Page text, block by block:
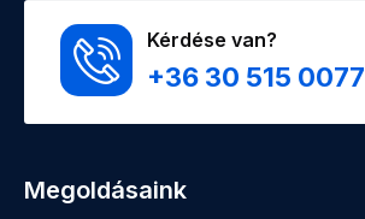
Kérdése van?
+36 30 515 0077
Megoldásaink